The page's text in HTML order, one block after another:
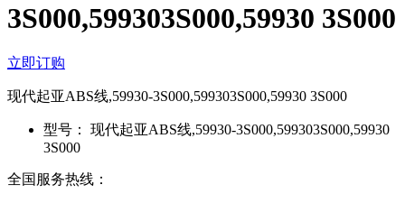
3S000,599303S000,59930 3S000
立即订购
现代起亚ABS线,59930-3S000,599303S000,59930 3S000
型号：
现代起亚ABS线,59930-3S000,599303S000,59930
3S000
全国服务热线：